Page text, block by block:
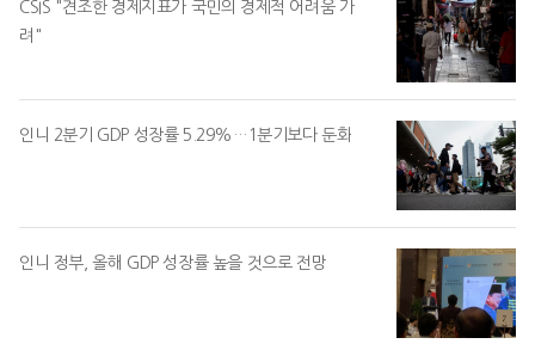
CSIS "견조한 경제지표가 국민의 경제적 어려움 가
려"
인니 2분기 GDP 성장률 5.29%…1분기보다 둔화
인니 정부, 올해 GDP 성장률 높을 것으로 전망